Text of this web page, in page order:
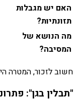
האם יש מגבלות
תזונתיות?
מה הנושא של
המסיבה?
חשוב לזכור, המטרה
"תבלין בגן":